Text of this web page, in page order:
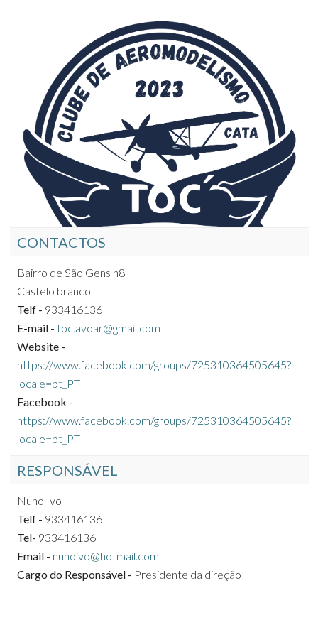
CONTACTOS
Bairro de São Gens n8
Castelo branco
Telf - 933416136
E-mail - toc.avoar@gmail.com
Website -
https://www.facebook.com/groups/725310364505645?
locale=pt_PT
Facebook -
https://www.facebook.com/groups/725310364505645?
locale=pt_PT
RESPONSÁVEL
Nuno Ivo
Telf - 933416136
Tel- 933416136
Email - nunoivo@hotmail.com
Cargo do Responsável - Presidente da direção